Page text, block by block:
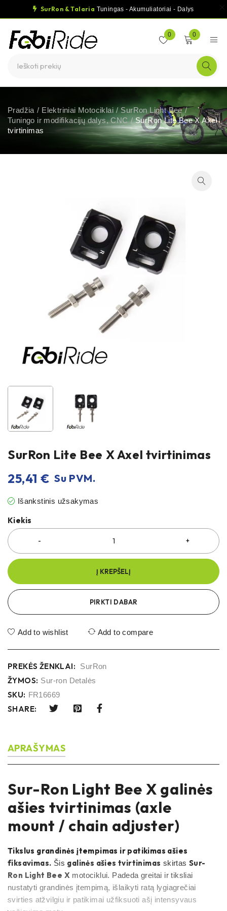
SurRon & Talaria Tuningas - Akumuliatoriai - Dalys
0 0
Pradžia / Elektriniai Motociklai / SurRon Light Bee /
Tuningo ir modifikacijų dalys, CNC / SurRon Lite Bee X Axel
tvirtinimas
SurRon Lite Bee X Axel tvirtinimas
25,41 € Su PVM.
Išankstinis užsakymas
Kiekis
Į KREPŠELĮ
PIRKTI DABAR
Add to wishlist Add to compare
PREKĖS ŽENKLAI: SurRon
ŽYMOS: Sur-ron Detalės
SKU: FR16669
SHARE:
APRAŠYMAS
Sur-Ron Light Bee X galinės
ašies tvirtinimas (axle
mount / chain adjuster)
Tikslus grandinės įtempimas ir patikimas ašies
fiksavimas. Šis galinės ašies tvirtinimas skirtasSur-
Ron Light Bee X motociklui. Padeda greitai ir tiksliai
nustatyti grandinės įtempimą, išlaikyti ratą lygiagrečiai
svirties atžvilgiu ir patikimai užfiksuoti ašį intensyvaus